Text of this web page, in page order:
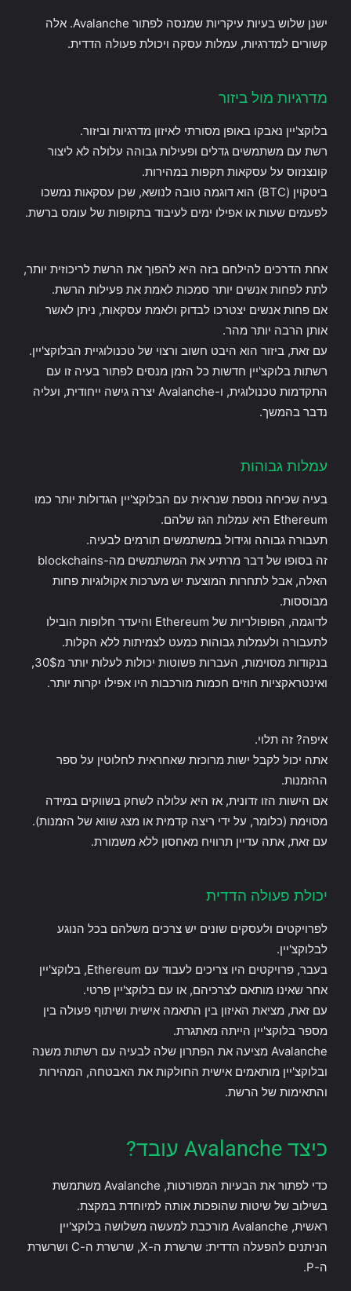
ישנן שלוש בעיות עיקריות שמנסה לפתור Avalanche. אלה
קשורים למדרגיות, עמלות עסקה ויכולת פעולה הדדית.
מדרגיות מול ביזור
בלוקצ'יין נאבקו באופן מסורתי לאיזון מדרגיות וביזור.
רשת עם משתמשים גדלים ופעילות גבוהה עלולה לא ליצור
קונצנזוס על עסקאות תקפות במהירות.
ביטקוין (BTC) הוא דוגמה טובה לנושא, שכן עסקאות נמשכו
לפעמים שעות או אפילו ימים לעיבוד בתקופות של עומס ברשת.
אחת הדרכים להילחם בזה היא להפוך את הרשת לריכוזית יותר,
לתת לפחות אנשים יותר סמכות לאמת את פעילות הרשת.
אם פחות אנשים יצטרכו לבדוק ולאמת עסקאות, ניתן לאשר
אותן הרבה יותר מהר.
עם זאת, ביזור הוא היבט חשוב ורצוי של טכנולוגיית הבלוקצ'יין.
רשתות בלוקצ'יין חדשות כל הזמן מנסים לפתור בעיה זו עם
התקדמות טכנולוגית, ו-Avalanche יצרה גישה ייחודית, ועליה
נדבר בהמשך.
עמלות גבוהות
בעיה שכיחה נוספת שנראית עם הבלוקצ'יין הגדולות יותר כמו
Ethereum היא עמלות הגז שלהם.
תעבורה גבוהה וגידול במשתמשים תורמים לבעיה.
זה בסופו של דבר מרתיע את המשתמשים מה-blockchains
האלה, אבל לתחרות המוצעת יש מערכות אקולוגיות פחות
מבוססות.
לדוגמה, הפופולריות של Ethereum והיעדר חלופות הובילו
לתעבורה ולעמלות גבוהות כמעט לצמיתות ללא הקלות.
בנקודות מסוימות, העברות פשוטות יכולות לעלות יותר מ30$,
ואינטראקציות חוזים חכמות מורכבות היו אפילו יקרות יותר.
איפה? זה תלוי.
אתה יכול לקבל ישות מרוכזת שאחראית לחלוטין על ספר
ההזמנות.
אם הישות הזו זדונית, אז היא עלולה לשחק בשווקים במידה
מסוימת (כלומר, על ידי ריצה קדמית או מצג שווא של הזמנות).
עם זאת, אתה עדיין תרוויח מאחסון ללא משמורת.
יכולת פעולה הדדית
לפרויקטים ולעסקים שונים יש צרכים משלהם בכל הנוגע
לבלוקצ'יין.
בעבר, פרויקטים היו צריכים לעבוד עם Ethereum, בלוקצ'יין
אחר שאינו מותאם לצרכיהם, או עם בלוקצ'יין פרטי.
עם זאת, מציאת האיזון בין התאמה אישית ושיתוף פעולה בין
מספר בלוקצ'יין הייתה מאתגרת.
Avalanche מציעה את הפתרון שלה לבעיה עם רשתות משנה
ובלוקצ'יין מותאמים אישית החולקות את האבטחה, המהירות
והתאימות של הרשת.
כיצד Avalanche עובד?
כדי לפתור את הבעיות המפורטות, Avalanche משתמשת
בשילוב של שיטות שהופכות אותה למיוחדת במקצת.
ראשית, Avalanche מורכבת למעשה משלושה בלוקצ'יין
הניתנים להפעלה הדדית: שרשרת ה-X, שרשרת ה-C ושרשרת
ה-P.